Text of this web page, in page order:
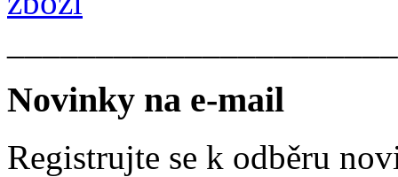
Novinky na e-mail
Registrujte se k odběru